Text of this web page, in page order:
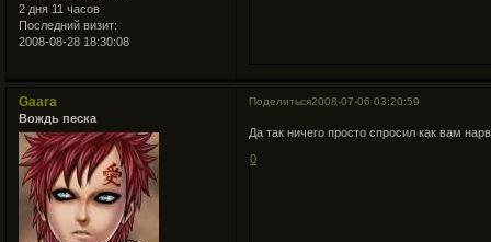
2 дня 11 часов
Последний визит:
2008-08-28 18:30:08
Поделиться2008-07-06 03:20:59
Gaara
Вождь песка
Да так ничего просто спросил как вам
0